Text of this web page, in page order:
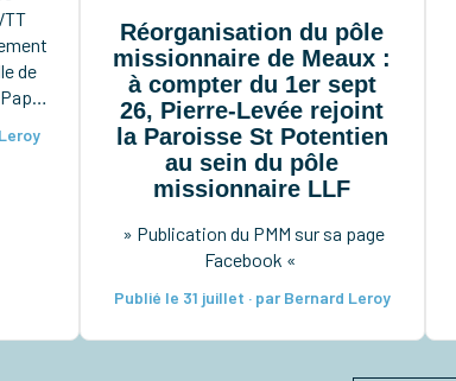
de
à
Réorganisation du pôle
missionnaire de Meaux :
à compter du 1er sept
26, Pierre-Levée rejoint
la Paroisse St Potentien
au sein du pôle
missionnaire LLF
» Publication du PMM sur sa page
Facebook «
Publié le 31 juillet · par Bernard Leroy